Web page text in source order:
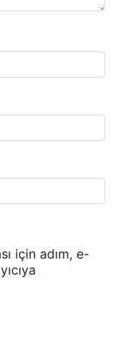
için adım, e-